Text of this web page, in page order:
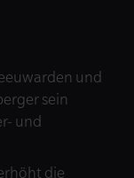
und
sein
und
die